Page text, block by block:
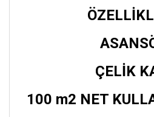
ÇELİK
100 m2 NET